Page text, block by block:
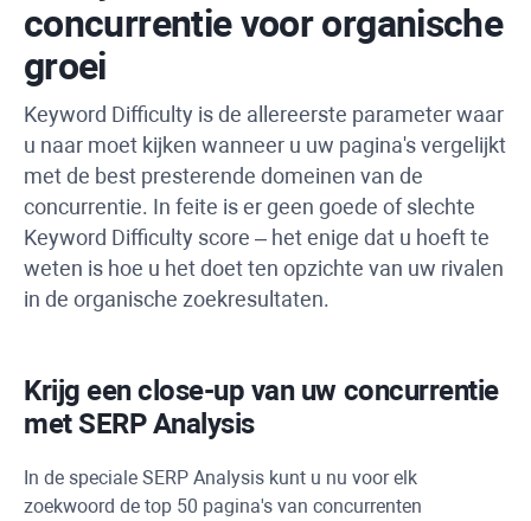
concurrentie voor organische
groei
Keyword Difficulty is de allereerste parameter waar
u naar moet kijken wanneer u uw pagina's vergelijkt
met de best presterende domeinen van de
concurrentie. In feite is er geen goede of slechte
Keyword Difficulty score – het enige dat u hoeft te
weten is hoe u het doet ten opzichte van uw rivalen
in de organische zoekresultaten.
Krijg een close-up van uw concurrentie
met SERP Analysis
In de speciale SERP Analysis kunt u nu voor elk
zoekwoord de top 50 pagina's van concurrenten